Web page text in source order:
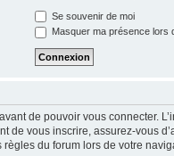
Se souvenir de moi
Masquer ma présence lors
de pouvoir vous connecter.
de vous inscrire, assurez-vous
règles du forum lors de votre